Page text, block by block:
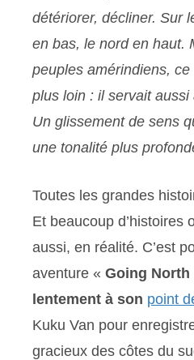
détériorer, décliner. Sur
en bas, le nord en haut.
peuples amérindiens,
plus loin : il servait aussi
Un glissement de sens
une tonalité plus
Toutes les grandes
Et beaucoup d’histoires
aussi, en réalité. C’est
aventure « Going
lentement à son point
Kuku Van pour
gracieux des côtes du